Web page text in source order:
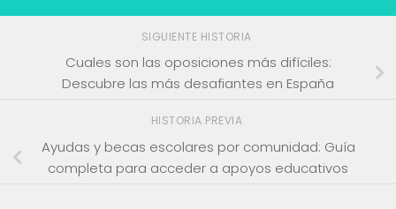
SIGUIENTE HISTORIA
Cuales son las oposiciones más difíciles:
Descubre las más desafiantes en España
HISTORIA PREVIA
Ayudas y becas escolares por comunidad: Guía
completa para acceder a apoyos educativos